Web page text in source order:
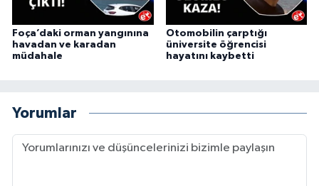
Foça’daki orman yangınına
havadan ve karadan
müdahale
Otomobilin çarptığı
üniversite öğrencisi
hayatını kaybetti
Yorumlar